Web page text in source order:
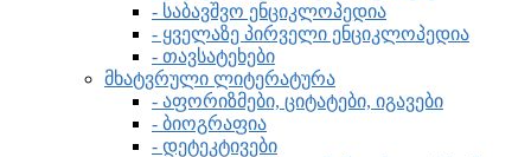
- საბავშვო ენციკლოპედია
- ყველაზე პირველი ენციკლოპედია
- თავსატეხები
მხატვრული ლიტერატურა
- აფორიზმები, ციტატები, იგავები
- ბიოგრაფია
- დეტეკტივები